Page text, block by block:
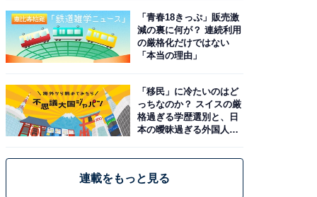
「青春18きっぷ」販売激
減の裏に何が？ 連続利用
の厳格化だけではない
「本当の理由」
「移民」に冷たいのはど
っちなのか？ スイスの厳
格過ぎる学歴選別と、日
本の曖昧過ぎる外国人政
連載をもっと見る